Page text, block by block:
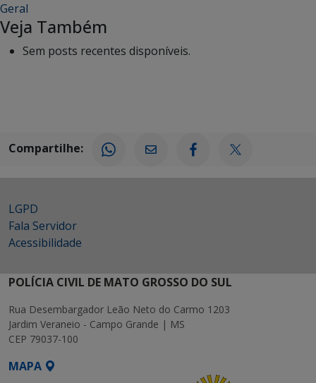
Geral
Veja Também
Sem posts recentes disponíveis.
Compartilhe:
LGPD
Fala Servidor
Acessibilidade
POLÍCIA CIVIL DE MATO GROSSO DO SUL
Rua Desembargador Leão Neto do Carmo 1203
Jardim Veraneio - Campo Grande | MS
CEP 79037-100
MAPA